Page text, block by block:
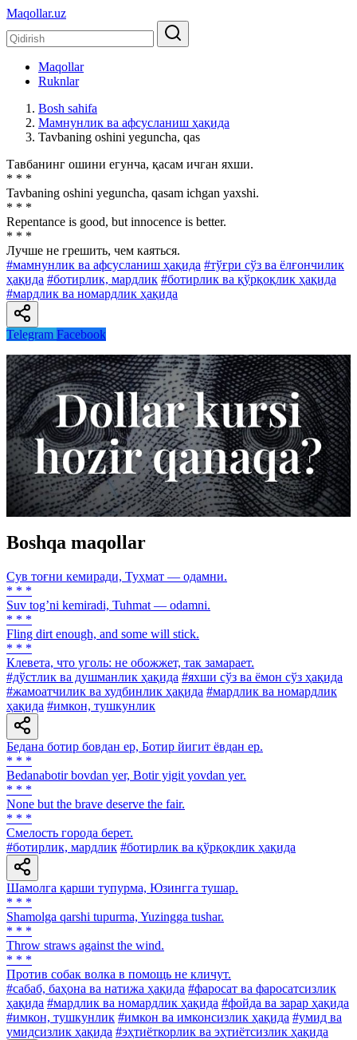
Maqollar.uz
Maqollar
Ruknlar
Bosh sahifa
Мамнунлик ва афсусланиш ҳақида
Tavbaning oshini yeguncha, qas
Тавбанинг ошини егунча, қасам ичган яхши.
* * *
Tavbaning oshini yeguncha, qasam ichgan yaxshi.
* * *
Repentance is good, but innocence is better.
* * *
Лучше не грешить, чем каяться.
#мамнунлик ва афсусланиш ҳақида #тўғри сўз ва ёлғончилик
ҳақида #ботирлик, мардлик #ботирлик ва қўрқоқлик ҳақида
#мардлик ва номардлик ҳақида
Telegram Facebook
Boshqa maqollar
Сув тоғни кемиради, Туҳмат — одамни.
* * *
Suv togʼni kemiradi, Tuhmat — odamni.
* * *
Fling dirt enough, and some will stick.
* * *
Клевета, что уголь: не обожжет, так замарает.
#дўстлик ва душманлик ҳақида #яхши сўз ва ёмон сўз ҳақида
#жамоатчилик ва худбинлик ҳақида #мардлик ва номардлик
ҳақида #имкон, тушкунлик
Бедана ботир бовдан ер, Ботир йигит ёвдан ер.
* * *
Bedanabotir bovdan yer, Botir yigit yovdan yer.
* * *
None but the brave deserve the fair.
* * *
Смелость города берет.
#ботирлик, мардлик #ботирлик ва қўрқоқлик ҳақида
Шамолга қарши тупурма, Юзингга тушар.
* * *
Shamolga qarshi tupurma, Yuzingga tushar.
* * *
Throw straws against the wind.
* * *
Против собак волка в помощь не кличут.
#сабаб, баҳона ва натижа ҳақида #фаросат ва фаросатсизлик
ҳақида #мардлик ва номардлик ҳақида #фойда ва зарар ҳақида
#имкон, тушкунлик #имкон ва имконсизлик ҳақида #умид ва
умидсизлик ҳақида #эҳтиёткорлик ва эҳтиётсизлик ҳақида